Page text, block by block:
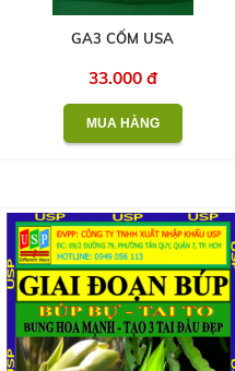
GA3 CỐM USA
33.000 đ